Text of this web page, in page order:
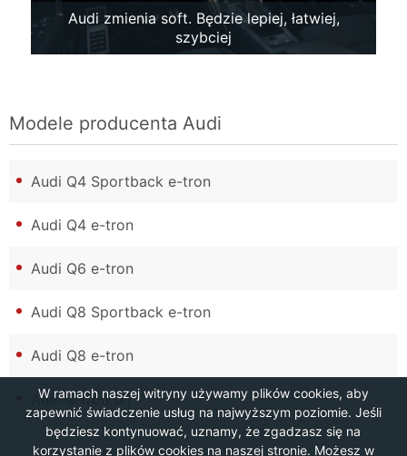
W ramach naszej witryny używamy plików cookies, aby
zapewnić świadczenie usług na najwyższym poziomie. Jeśli
będziesz kontynuować, uznamy, że zgadzasz się na
korzystanie z plików cookies na naszej stronie. Możesz w
Audi zmienia soft. Będzie lepiej, łatwiej,
szybciej
Modele producenta Audi
Audi Q4 Sportback e-tron
Audi Q4 e-tron
Audi Q6 e-tron
Audi Q8 Sportback e-tron
Audi Q8 e-tron
Audi e-tron GT